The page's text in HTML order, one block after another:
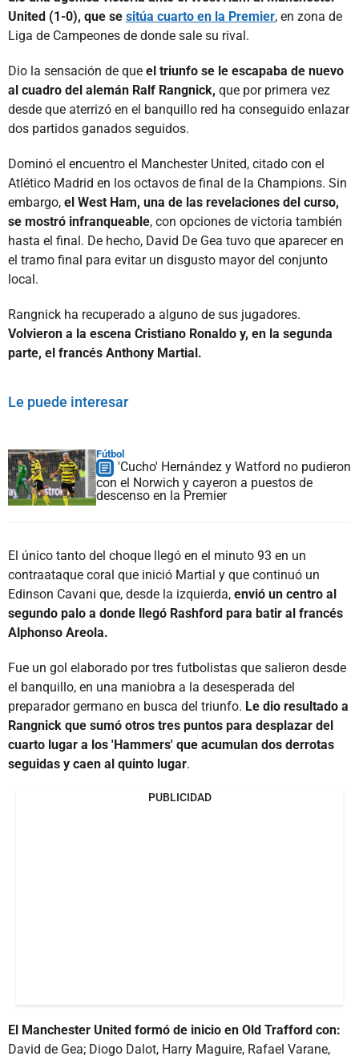
United (1-0), que se sitúa cuarto en la Premier, en zona de
Liga de Campeones de donde sale su rival.
Dio la sensación de que el triunfo se le escapaba de nuevo
al cuadro del alemán Ralf Rangnick, que por primera vez
desde que aterrizó en el banquillo red ha conseguido enlazar
dos partidos ganados seguidos.
Dominó el encuentro el Manchester United, citado con el
Atlético Madrid en los octavos de final de la Champions. Sin
embargo, el West Ham, una de las revelaciones del curso,
se mostró infranqueable, con opciones de victoria también
hasta el final. De hecho, David De Gea tuvo que aparecer en
el tramo final para evitar un disgusto mayor del conjunto
local.
Rangnick ha recuperado a alguno de sus jugadores.
Volvieron a la escena Cristiano Ronaldo y, en la segunda
parte, el francés Anthony Martial.
Le puede interesar
Fútbol
'Cucho' Hernández y Watford no pudieron
con el Norwich y cayeron a puestos de
descenso en la Premier
El único tanto del choque llegó en el minuto 93 en un
contraataque coral que inició Martial y que continuó un
Edinson Cavani que, desde la izquierda, envió un centro al
segundo palo a donde llegó Rashford para batir al francés
Alphonso Areola.
Fue un gol elaborado por tres futbolistas que salieron desde
el banquillo, en una maniobra a la desesperada del
preparador germano en busca del triunfo. Le dio resultado a
Rangnick que sumó otros tres puntos para desplazar del
cuarto lugar a los 'Hammers' que acumulan dos derrotas
seguidas y caen al quinto lugar.
PUBLICIDAD
El Manchester United formó de inicio en Old Trafford con:
David de Gea; Diogo Dalot, Harry Maguire, Rafael Varane,